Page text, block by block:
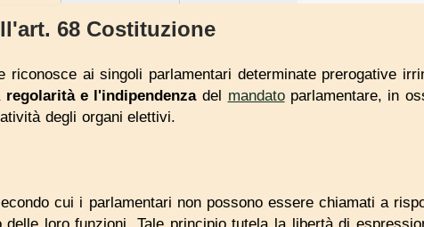
68 Costituzione
riconosce ai singoli parlamentari determinate prerogative
regolarità e l'indipendenzadel mandatoparlamentare, in
degli organi elettivi.
cui i parlamentari non possono essere chiamati a
delle loro funzioni. Tale principio tutela la libertà di